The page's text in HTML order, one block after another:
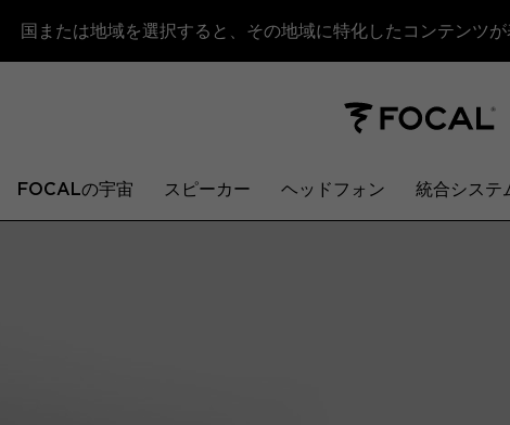
国または地域を選択すると、その地域に特化したコンテンツが
FOCALの宇宙 スピーカー ヘッドフォン 統合システ